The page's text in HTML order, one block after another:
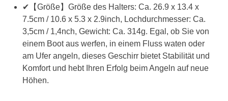
✔【Größe】Größe des Halters: Ca. 26.9 x 13.4 x
7.5cm / 10.6 x 5.3 x 2.9inch, Lochdurchmesser: Ca.
3,5cm / 1,4nch, Gewicht: Ca. 314g. Egal, ob Sie von
einem Boot aus werfen, in einem Fluss waten oder
am Ufer angeln, dieses Geschirr bietet Stabilität und
Komfort und hebt Ihren Erfolg beim Angeln auf neue
Höhen.